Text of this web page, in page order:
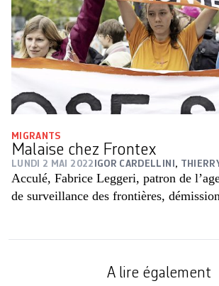
MIGRANTS
Malaise chez Frontex
LUNDI 2 MAI 2022 IGOR CARDELLINI ,
Acculé, Fabrice Leggeri, patron de
de surveillance des frontières,
A lire également